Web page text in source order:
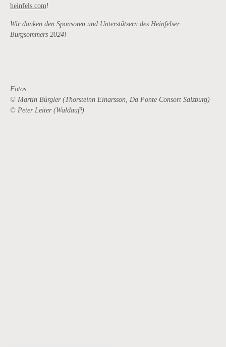
heinfels.com!
Wir danken den Sponsoren und Unterstützern des Heinfelser
Burgsommers 2024!
Fotos:
© Martin Bürgler (Thorsteinn Einarsson, Da Ponte Consort Salzburg)
© Peter Leiter (Waldauf³)